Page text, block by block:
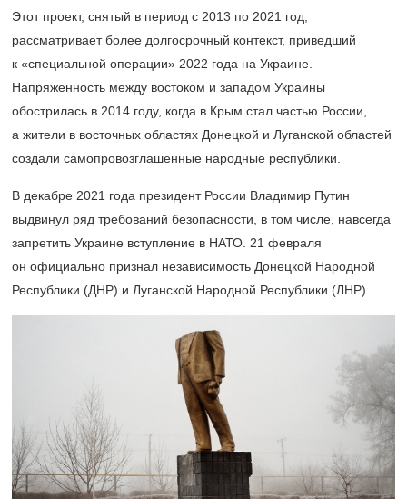
Этот проект, снятый в период с 2013 по 2021 год,
рассматривает более долгосрочный контекст, приведший
к «специальной операции» 2022 года на Украине.
Напряженность между востоком и западом Украины
обострилась в 2014 году, когда в Крым стал частью России,
а жители в восточных областях Донецкой и Луганской областей
создали самопровозглашенные народные республики.
В декабре 2021 года президент России Владимир Путин
выдвинул ряд требований безопасности, в том числе, навсегда
запретить Украине вступление в НАТО. 21 февраля
он официально признал независимость Донецкой Народной
Республики (ДНР) и Луганской Народной Республики (ЛНР).